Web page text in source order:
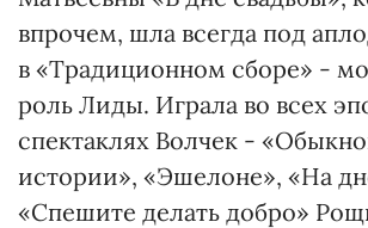
впрочем, шла всегда под
в «Традиционном сборе» -
роль Лиды. Играла во всех
спектаклях Волчек -
истории», «Эшелоне», «На
«Спешите делать добро»